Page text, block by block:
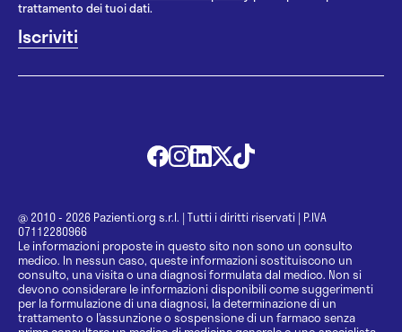
trattamento dei tuoi dati.
@ 2010 - 2026 Pazienti.org s.r.l. | Tutti i diritti riservati | P.IVA
07112280966
Le informazioni proposte in questo sito non sono un consulto
medico. In nessun caso, queste informazioni sostituiscono un
consulto, una visita o una diagnosi formulata dal medico. Non si
devono considerare le informazioni disponibili come suggerimenti
per la formulazione di una diagnosi, la determinazione di un
trattamento o l’assunzione o sospensione di un farmaco senza